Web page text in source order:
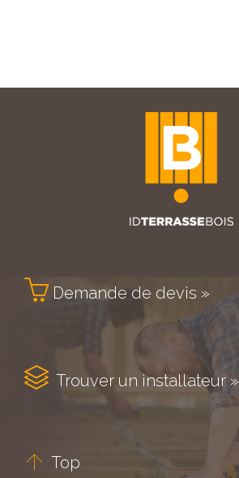
 Demande de devis »
 Trouver un installateur »
 Top